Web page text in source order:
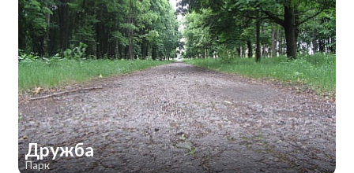
Дружба
Парк